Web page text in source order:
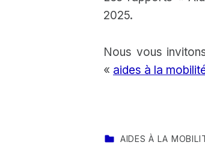
2025.
Nous vous
« aides à la
CATEGORIZED IN:
AIDES À LA